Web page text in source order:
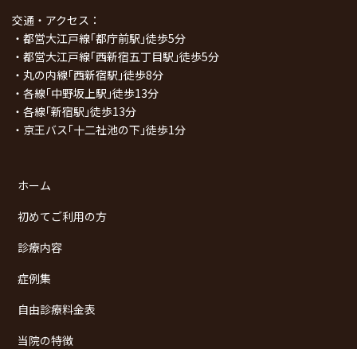
交通・アクセス：
・都営大江戸線｢都庁前駅｣徒歩5分
・都営大江戸線｢西新宿五丁目駅｣徒歩5分
・丸の内線｢西新宿駅｣徒歩8分
・各線｢中野坂上駅｣徒歩13分
・各線｢新宿駅｣徒歩13分
・京王バス｢十二社池の下｣徒歩1分
ホーム
初めてご利用の方
診療内容
症例集
自由診療料金表
当院の特徴